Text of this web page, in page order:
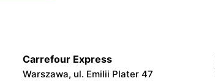
Żabka
Carrefour Express
Warszawa, ul. Emilii Plater 47